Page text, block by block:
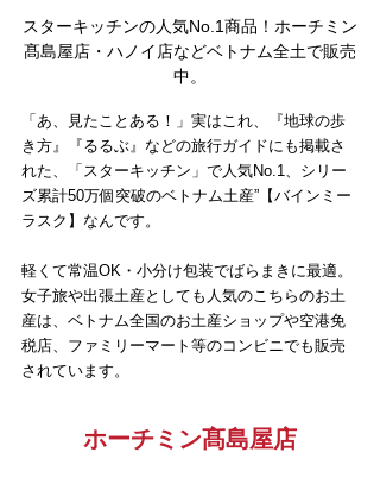
スターキッチンの人気No.1商品！ホーチミン
髙島屋店・ハノイ店などベトナム全土で販売
中。
「あ、見たことある！」実はこれ、『地球の歩
き方』『るるぶ』などの旅行ガイドにも掲載さ
れた、「スターキッチン」で人気No.1、シリー
ズ累計50万個突破のベトナム土産”【バインミー
ラスク】なんです。
軽くて常温OK・小分け包装でばらまきに最適。
女子旅や出張土産としても人気のこちらのお土
産は、ベトナム全国のお土産ショップや空港免
税店、ファミリーマート等のコンビニでも販売
されています。
ホーチミン髙島屋店